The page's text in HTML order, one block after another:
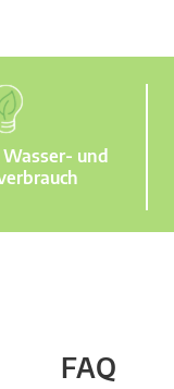
und
FAQ